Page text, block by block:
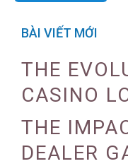
BÀI VIẾT MỚI
THE
CASINO
THE
DEALER